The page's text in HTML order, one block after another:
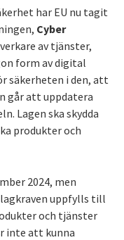
har EU nu tagit
Cyber
av tjänster,
form av digital
säkerheten i den, att
går att uppdatera
Lagen ska skydda
produkter och
2024, men
uppfylls till
och tjänster
inte att kunna